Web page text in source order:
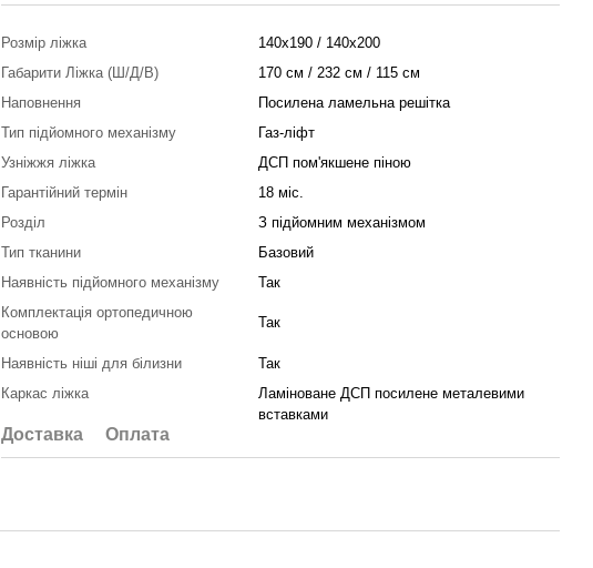
Розмір ліжка
140x190 / 140x200
Габарити Ліжка (Ш/Д/В)
170 см / 232 см / 115 см
Наповнення
Посилена ламельна решітка
Тип підйомного механізму
Газ-ліфт
Узніжжя ліжка
ДСП пом'якшене піною
Гарантійний термін
18 міс.
Розділ
З підйомним механізмом
Тип тканини
Базовий
Наявність підйомного механізму
Так
Комплектація ортопедичною
основою
Так
Наявність ніші для білизни
Так
Каркас ліжка
Ламіноване ДСП посилене металевими
вставками
Доставка Оплата